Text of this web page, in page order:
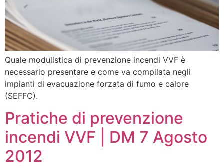
Quale modulistica di prevenzione incendi VVF è
necessario presentare e come va compilata negli
impianti di evacuazione forzata di fumo e calore
(SEFFC).
Pratiche di prevenzione
incendi VVF | DM 7 Agosto
2012